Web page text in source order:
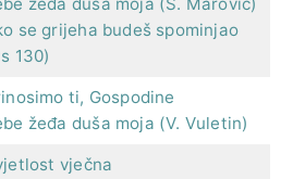
se grijeha budeš spominjao
130)
ti, Gospodine
žeđa duša moja (V. Vuletin)
vječna